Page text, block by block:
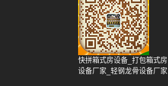
快拼箱式房设备_打包箱式房
设备厂家_轻钢龙骨设备厂家